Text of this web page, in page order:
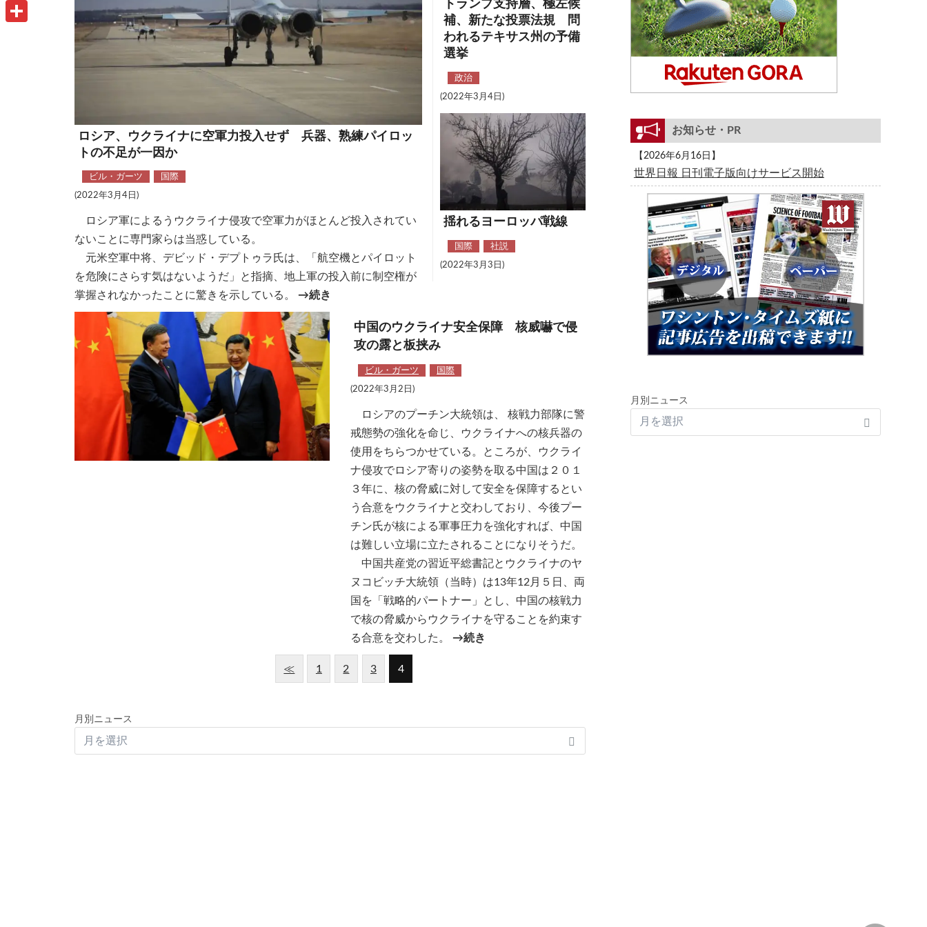
ロシア、ウクライナに空軍力投入せず 兵器、熟練パイロッ
トの不足が一因か
ビル・ガーツ 国際
(2022年3月4日)
ロシア軍によるうウクライナ侵攻で空軍力がほとんど投入されてい
ないことに専門家らは当惑している。
元米空軍中将、デビッド・デプトゥラ氏は、「航空機とパイロット
を危険にさらす気はないようだ」と指摘、地上軍の投入前に制空権が
掌握されなかったことに驚きを示している。→続き
トランプ支持層、極左候
補、新たな投票法規 問
われるテキサス州の予備
選挙
政治
(2022年3月4日)
揺れるヨーロッパ戦線
国際 社説
(2022年3月3日)
中国のウクライナ安全保障 核威嚇で侵
攻の露と板挟み
ビル・ガーツ 国際
(2022年3月2日)
ロシアのプーチン大統領は、 核戦力部隊に警
戒態勢の強化を命じ、ウクライナへの核兵器の
使用をちらつかせている。ところが、ウクライ
ナ侵攻でロシア寄りの姿勢を取る中国は２０１
３年に、核の脅威に対して安全を保障するとい
う合意をウクライナと交わしており、今後プー
チン氏が核による軍事圧力を強化すれば、中国
は難しい立場に立たされることになりそうだ。
中国共産党の習近平総書記とウクライナのヤ
ヌコビッチ大統領（当時）は13年12月５日、両
国を「戦略的パートナー」とし、中国の核戦力
で核の脅威からウクライナを守ることを約束す
る合意を交わした。→続き
≪ 1 2 3 4
月別ニュース
お知らせ・PR
【2026年6月16日】
世界日報 日刊電子版向けサービス開始
月別ニュース
o
t
P